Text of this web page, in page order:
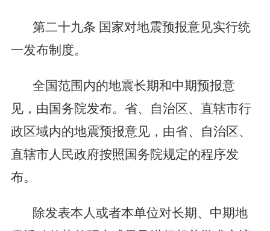
第二十九条 国家对地震预报意见实行统
一发布制度。
全国范围内的地震长期和中期预报意
见，由国务院发布。省、自治区、直辖市行
政区域内的地震预报意见，由省、自治区、
直辖市人民政府按照国务院规定的程序发
布。
除发表本人或者本单位对长期、中期地